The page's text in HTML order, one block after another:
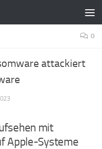
0
attackiert
mit
Apple-Systeme